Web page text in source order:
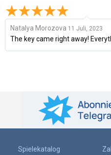
Natalya Morozova 11 Juli, 2023
The key came right away!
Spielekatalog